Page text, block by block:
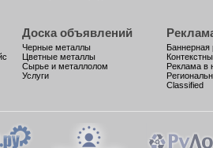
Доска объявлений
Черные металлы
Цветные металлы
Сырье и металлолом
Услуги
Баннерная
Реклама в
Classified